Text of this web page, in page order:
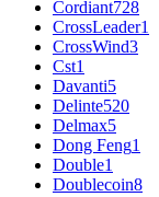
Cordiant728
CrossLeader1
CrossWind3
Cst1
Davanti5
Delinte520
Delmax5
Dong Feng1
Double1
Doublecoin8